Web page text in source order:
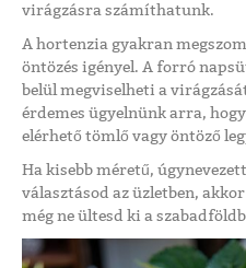
virágzásra számíthatunk.
A hortenzia gyakran
öntözés igényel. A forró
belül megviselheti a
érdemes ügyelnünk arra,
elérhető tömlő vagy öntöző
Ha kisebb méretű,
választásod az üzletben,
még ne ültesd ki a